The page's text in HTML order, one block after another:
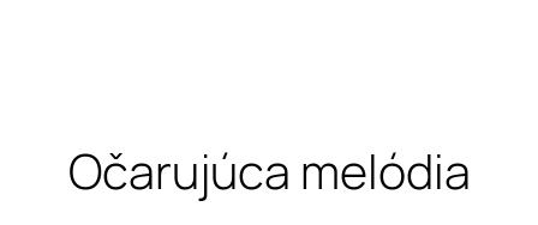
Očarujúca melódia